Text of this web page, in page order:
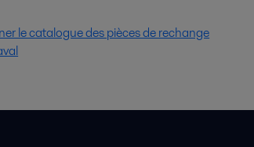
le catalogue des pièces de rechange